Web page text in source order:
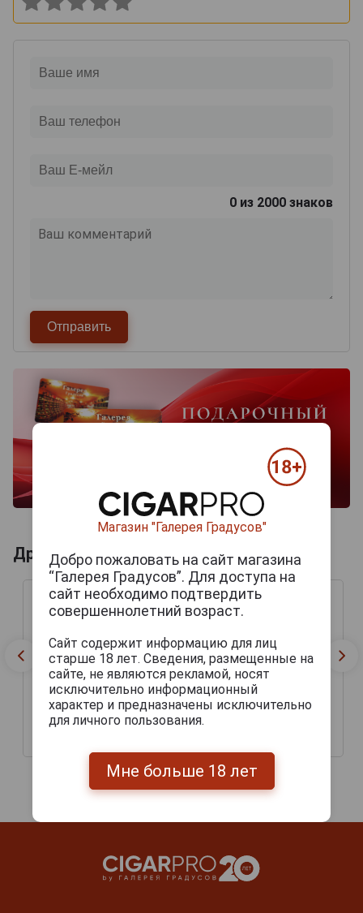
0 из 2000 знаков
Другие продукты бренда SONUAR
Sonuar Feelings Pink
Конфеты Сонуар
Филингс Пинк 225г
Sonuar Feelings Blue
Конфеты Сонуар
Магазин "Галерея Градусов"
Добро пожаловать на сайт магазина
“Галерея Градусов”. Для доступа на
сайт необходимо подтвердить
совершеннолетний возраст.
Сайт содержит информацию для лиц
старше 18 лет. Сведения, размещенные на
сайте, не являются рекламой, носят
исключительно информационный
характер и предназначены исключительно
для личного пользования.
Мне больше 18 лет